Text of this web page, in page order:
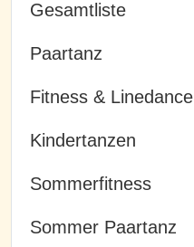
Gesamtliste
Paartanz
Fitness & Linedance
Kindertanzen
Sommerfitness
Sommer Paartanz